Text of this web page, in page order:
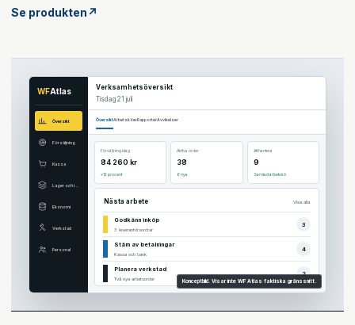
Se produkten↗
WFAtlas
Översikt
Försäljning
Kassa
Ekonomi
Verkstad
Personal
Verksamhetsöversikt
Tisdag 21 juli
ÖversiktArbetsköerRapporterAvvikelser
Försäljning idag
84 260 kr
+12 procent
Aktiva order
38
6 nya
Att hantera
9
Samlad arbetskö
Nästa arbete Visa alla
Godkänn inköp
3 leverantörsordrar
3
Stäm av betalningar
Kassa och bank
4
Planera verkstad
Två nya arbetsorder
2
Konceptbild. Visar inte WF Atlas faktiska gränssnitt.